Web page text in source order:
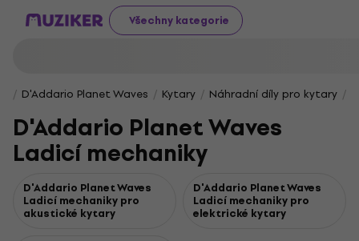
Všechny kategorie
D'Addario Planet Waves Kytary Náhradní díly pro kytary
D'Addario Planet Waves
Ladicí mechaniky
D'Addario Planet Waves
Ladicí mechaniky pro
akustické kytary
D'Addario Planet Waves
Ladicí mechaniky pro
elektrické kytary